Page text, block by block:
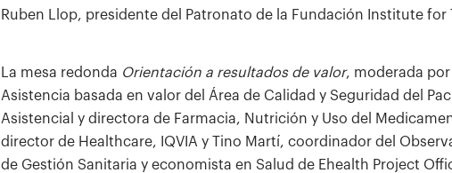
Ruben Llop, presidente del Patronato de la Fundación Institute
La mesa redonda Orientación a resultados de valor, moderada
Asistencia basada en valor del Área de Calidad y Seguridad del
Asistencial y directora de Farmacia, Nutrición y Uso del
director de Healthcare, IQVIA y Tino Martí, coordinador del
de Gestión Sanitaria y economista en Salud de Ehealth Project